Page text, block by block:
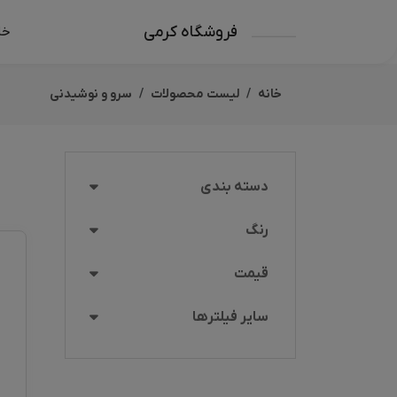
فروشگاه کرمی
خانه لیست محصولات سرو و نوشیدنی
دسته بندی
رنگ
قیمت
سایر فیلترها